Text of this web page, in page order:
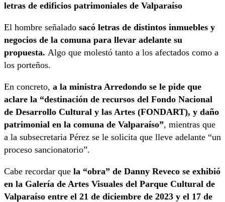
letras de edificios patrimoniales de Valparaíso
El hombre señalado sacó letras de distintos inmuebles y
negocios de la comuna para llevar adelante su
propuesta. Algo que molestó tanto a los afectados como a
los porteños.
En concreto, a la ministra Arredondo se le pide que
aclare la “destinación de recursos del Fondo Nacional
de Desarrollo Cultural y las Artes (FONDART), y daño
patrimonial en la comuna de Valparaíso”, mientras que
a la subsecretaria Pérez se le solicita que lleve adelante “un
proceso sancionatorio”.
Cabe recordar que la “obra” de Danny Reveco se exhibió
en la Galería de Artes Visuales del Parque Cultural de
Valparaíso entre el 21 de diciembre de 2023 y el 17 de